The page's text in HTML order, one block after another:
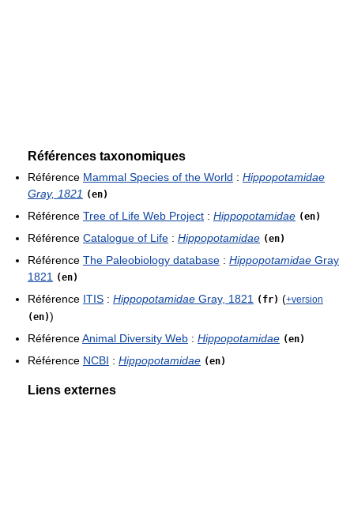
Références taxonomiques
Référence Mammal Species of the World : Hippopotamidae
Gray, 1821 (en)
Référence Tree of Life Web Project : Hippopotamidae (en)
Référence Catalogue of Life : Hippopotamidae (en)
Référence The Paleobiology database : Hippopotamidae Gray
1821 (en)
Référence ITIS : Hippopotamidae Gray, 1821 (fr) (+version
(en))
RéférenceAnimal Diversity Web : Hippopotamidae (en)
Référence NCBI : Hippopotamidae (en)
Liens externes